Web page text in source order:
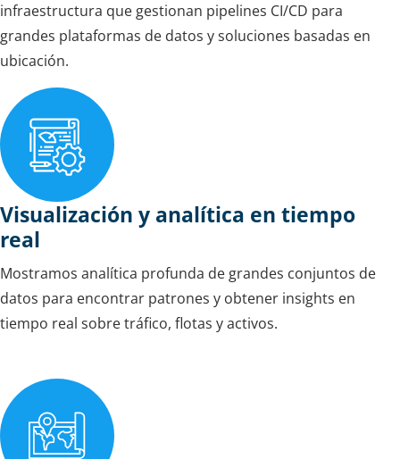
infraestructura que gestionan pipelines CI/CD para
grandes plataformas de datos y soluciones basadas en
ubicación.
Visualización y analítica en tiempo
real
Mostramos analítica profunda de grandes conjuntos de
datos para encontrar patrones y obtener insights en
tiempo real sobre tráfico, flotas y activos.